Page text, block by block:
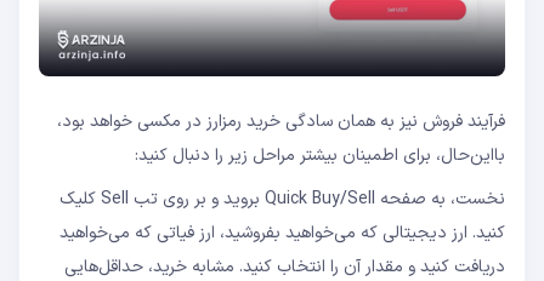
فرآیند فروش نیز به همان سادگی خرید رمزارز در مکسی خواهد بود،
بااین‌حال، برای اطمینان بیشتر مراحل زیر را دنبال کنید:
نخست، به صفحه Quick Buy/Sell بروید و بر روی تب Sell کلیک
کنید. ارز دیجیتالی که می‌خواهید بفروشید، ارز فیاتی که می‌خواهید
دریافت کنید و مقدار آن را انتخاب کنید. مشابه خرید، حداقل‌هایی